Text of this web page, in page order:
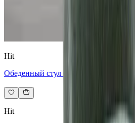
Hit
Обеденный стул
Hit